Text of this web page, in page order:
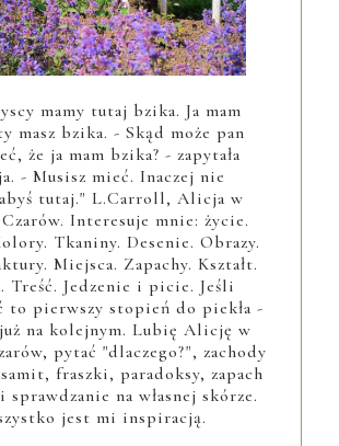
mamy tutaj bzika. Ja mam
masz bzika. - Skąd może pan
że ja mam bzika? - zapytała
- Musisz mieć. Inaczej nie
tutaj." L.Carroll, Alicja w
Interesuje mnie: życie.
Tkaniny. Desenie. Obrazy.
Miejsca. Zapachy. Kształt.
Treść. Jedzenie i picie. Jeśli
to pierwszy stopień do piekła -
na kolejnym. Lubię Alicję w
pytać "dlaczego?", zachody
fraszki, paradoksy, zapach
sprawdzanie na własnej skórze.
jest mi inspiracją.